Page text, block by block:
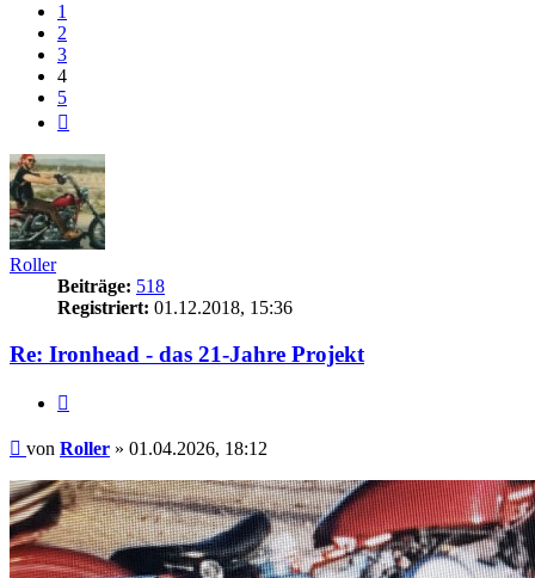
1
2
3
4
5
Roller
Beiträge: 518
Registriert: 01.12.2018, 15:36
Re: Ironhead - das 21-Jahre Projekt
Beitrag
von Roller » 01.04.2026, 18:12